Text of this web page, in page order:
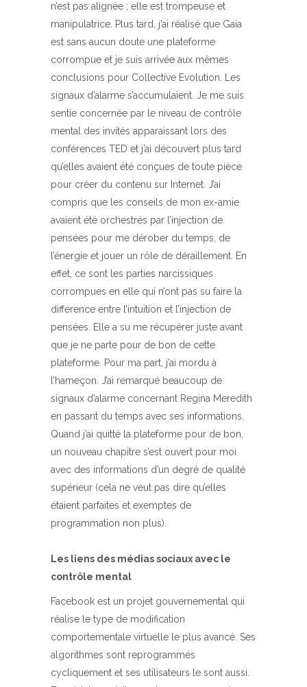
n’est pas alignée ; elle est trompeuse et
manipulatrice. Plus tard, j’ai réalisé que Gaia
est sans aucun doute une plateforme
corrompue et je suis arrivée aux mêmes
conclusions pour Collective Evolution. Les
signaux d’alarme s’accumulaient. Je me suis
sentie concernée par le niveau de contrôle
mental des invités apparaissant lors des
conférences TED et j’ai découvert plus tard
qu’elles avaient été conçues de toute pièce
pour créer du contenu sur Internet. J’ai
compris que les conseils de mon ex-amie
avaient été orchestrés par l’injection de
pensées pour me dérober du temps, de
l’énergie et jouer un rôle de déraillement. En
effet, ce sont les parties narcissiques
corrompues en elle qui n’ont pas su faire la
différence entre l’intuition et l’injection de
pensées. Elle a su me récupérer juste avant
que je ne parte pour de bon de cette
plateforme. Pour ma part, j’ai mordu à
l’hameçon. J’ai remarqué beaucoup de
signaux d’alarme concernant Regina Meredith
en passant du temps avec ses informations.
Quand j’ai quitté la plateforme pour de bon,
un nouveau chapitre s’est ouvert pour moi
avec des informations d’un degré de qualité
supérieur (cela ne veut pas dire qu’elles
étaient parfaites et exemptes de
programmation non plus).
Les liens des médias sociaux avec le
contrôle mental
Facebook est un projet gouvernemental qui
réalise le type de modification
comportementale virtuelle le plus avancé. Ses
algorithmes sont reprogrammés
cycliquement et ses utilisateurs le sont aussi.